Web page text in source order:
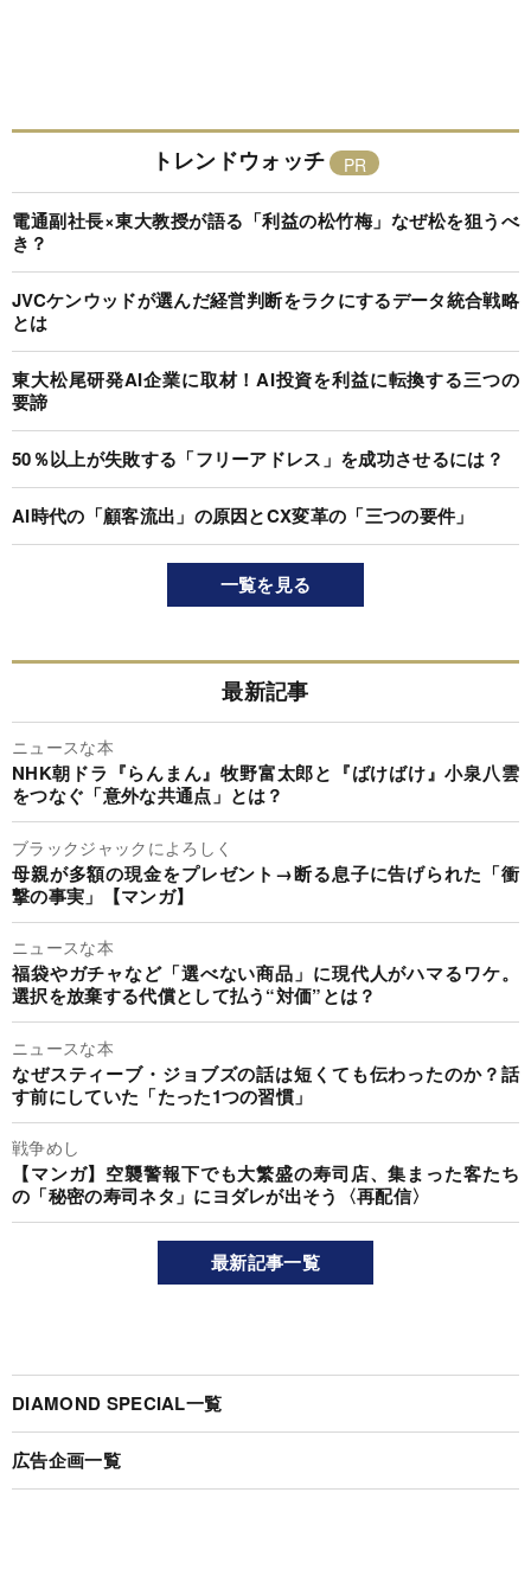
トレンドウォッチ
電通副社長×東大教授が語る「利益の松竹梅」なぜ松を狙うべ
き？
JVCケンウッドが選んだ経営判断をラクにするデータ統合戦略
とは
東大松尾研発AI企業に取材！AI投資を利益に転換する三つの
要諦
50％以上が失敗する「フリーアドレス」を成功させるには？
AI時代の「顧客流出」の原因とCX変革の「三つの要件」
一覧を見る
最新記事
ニュースな本
NHK朝ドラ『らんまん』牧野富太郎と『ばけばけ』小泉八雲
をつなぐ「意外な共通点」とは？
ブラックジャックによろしく
母親が多額の現金をプレゼント→断る息子に告げられた「衝
撃の事実」【マンガ】
ニュースな本
福袋やガチャなど「選べない商品」に現代人がハマるワケ。
選択を放棄する代償として払う“対価”とは？
ニュースな本
なぜスティーブ・ジョブズの話は短くても伝わったのか？話
す前にしていた「たった1つの習慣」
戦争めし
【マンガ】空襲警報下でも大繁盛の寿司店、集まった客たち
の「秘密の寿司ネタ」にヨダレが出そう〈再配信〉
最新記事一覧
DIAMOND SPECIAL一覧
広告企画一覧